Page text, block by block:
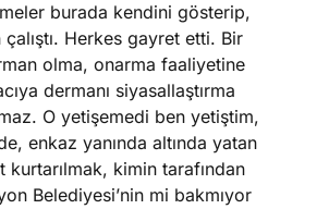
burada kendini gösterip,
Herkes gayret etti. Bir
olma, onarma faaliyetine
dermanı siyasallaştırma
O yetişemedi ben yetiştim,
enkaz yanında altında yatan
kurtarılmak, kimin tarafından
Belediyesi’nin mi bakmıyor